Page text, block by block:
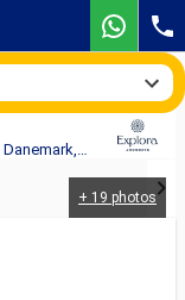
Croisière EXPLORA IV : Finlande, Suède, Estonie, Danemark, Norvège, Allemagne, Royaume-Uni au départ de Copenhague
+ 19 photos